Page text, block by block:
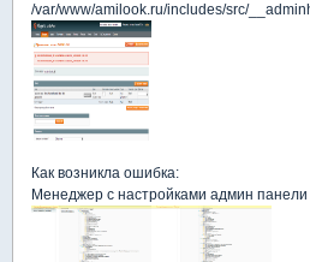
/var/www/amilook.ru/includes/src/
Как возникла ошибка:
Менеджер с настройками админ панели